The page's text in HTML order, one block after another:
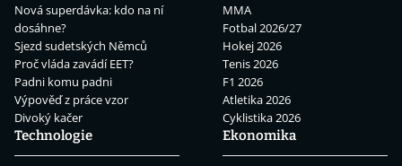
Nová superdávka: kdo na ní
dosáhne?
Sjezd sudetských Němců
Proč vláda zavádí EET?
Padni komu padni
Výpověď z práce vzor
Divoký kačer
MMA
Fotbal 2026/27
Hokej 2026
Tenis 2026
F1 2026
Atletika 2026
Cyklistika 2026
Technologie
Ekonomika